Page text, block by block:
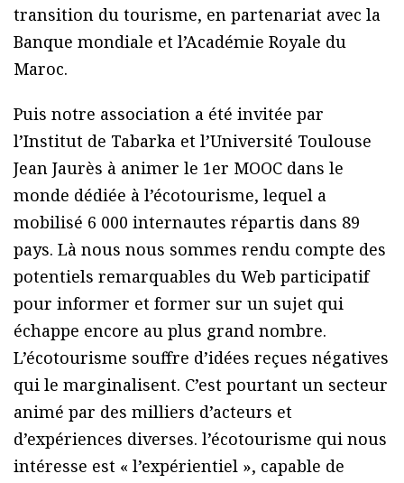
transition du tourisme, en partenariat avec la
Banque mondiale et l’Académie Royale du
Maroc.
Puis notre association a été invitée par
l’Institut de Tabarka et l’Université Toulouse
Jean Jaurès à animer le 1er MOOC dans le
monde dédiée à l’écotourisme, lequel a
mobilisé 6 000 internautes répartis dans 89
pays. Là nous nous sommes rendu compte des
potentiels remarquables du Web participatif
pour informer et former sur un sujet qui
échappe encore au plus grand nombre.
L’écotourisme souffre d’idées reçues négatives
qui le marginalisent. C’est pourtant un secteur
animé par des milliers d’acteurs et
d’expériences diverses. l’écotourisme qui nous
intéresse est « l’expérientiel », capable de